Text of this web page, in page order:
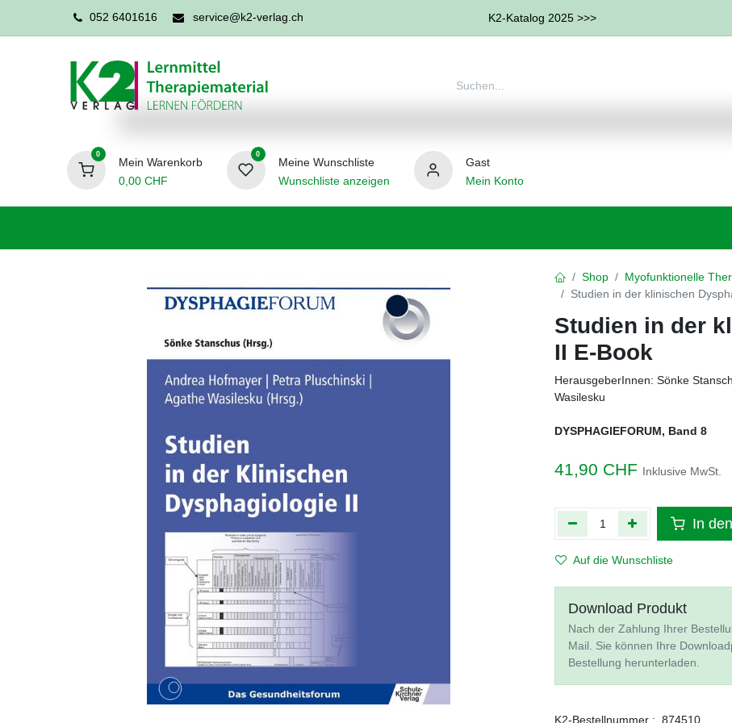
052 6401616 service@k2-verlag.ch K2-Katalog 2025 >>>
0
Mein Warenkorb
0,00CHF
0
Meine Wunschliste
Wunschliste anzeigen
Gast
Mein Konto
Shop
Myofunktionelle
Studien in der klinischen
Studien in der
II E-Book
HerausgeberInnen: Sönke
Wasilesku
DYSPHAGIEFORUM, Band 8
41,90 CHF Inklusive MwSt.
In
Auf die Wunschliste
Download Produkt
Nach der Zahlung Ihrer
Mail. Sie können Ihre
Bestellung herunterladen.
K2-Bestellnummer : 874510